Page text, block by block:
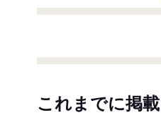
これまでに掲